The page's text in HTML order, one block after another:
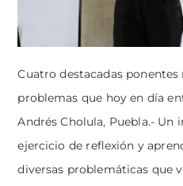
Cuatro destacadas
problemas que hoy en día
Andrés Cholula, Puebla.- Un
ejercicio de reflexión y
diversas problemáticas que